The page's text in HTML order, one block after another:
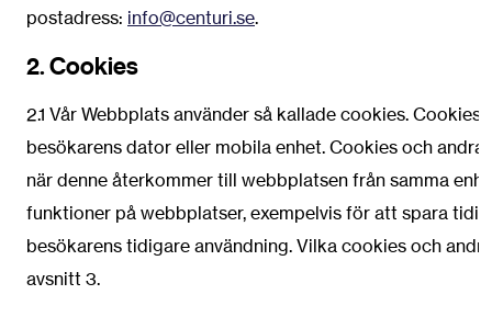
postadress: info@centuri.se.
2. Cookies
2.1 Vår Webbplats använder så kallade cookies.
besökarens dator eller mobila enhet. Cookies och
när denne återkommer till webbplatsen från samma
funktioner på webbplatser, exempelvis för att spara
besökarens tidigare användning. Vilka cookies och
avsnitt 3.